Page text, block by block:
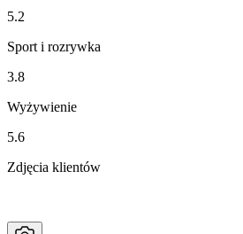
5.2
Sport i rozrywka
3.8
Wyżywienie
5.6
Zdjęcia klientów